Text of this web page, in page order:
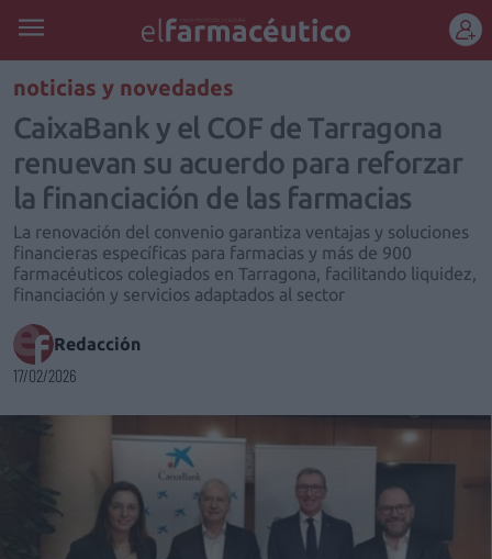
REGÍSTRATE
noticias y novedades
CaixaBank y el COF de Tarragona
renuevan su acuerdo para reforzar
la financiación de las farmacias
La renovación del convenio garantiza ventajas y soluciones
financieras específicas para farmacias y más de 900
farmacéuticos colegiados en Tarragona, facilitando liquidez,
financiación y servicios adaptados al sector
Redacción
17/02/2026